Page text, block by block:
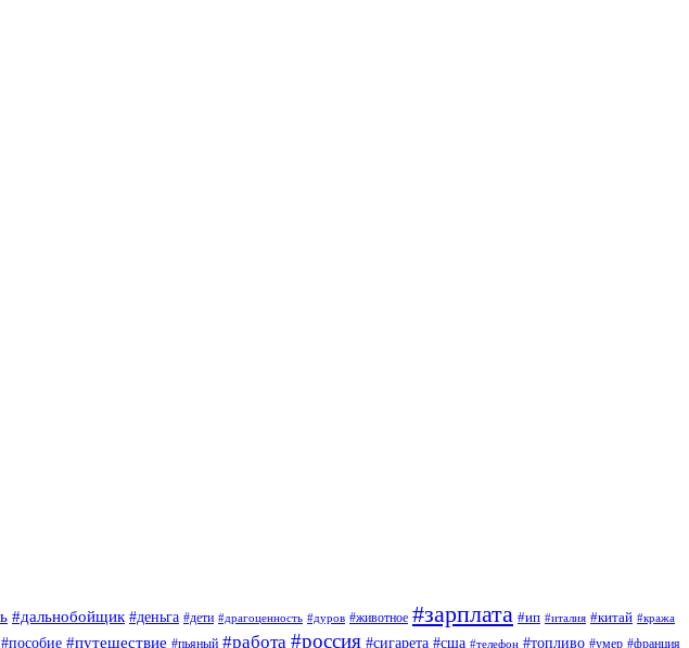
#дальнобойщик #деньга #дети #драгоценность #дуров #животное #зарплата #ип #италия #китай #кража
#пособие #путешествие #пьяный #работа #россия #сигарета #сша #телефон #топливо #умер #франция